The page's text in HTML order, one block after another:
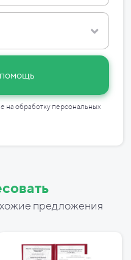
на обработку персональных
предложения